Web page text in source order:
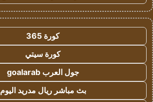
كورة 365
كورة سيتي
جول العرب goalarab
بث مباشر ريال مدريد اليوم